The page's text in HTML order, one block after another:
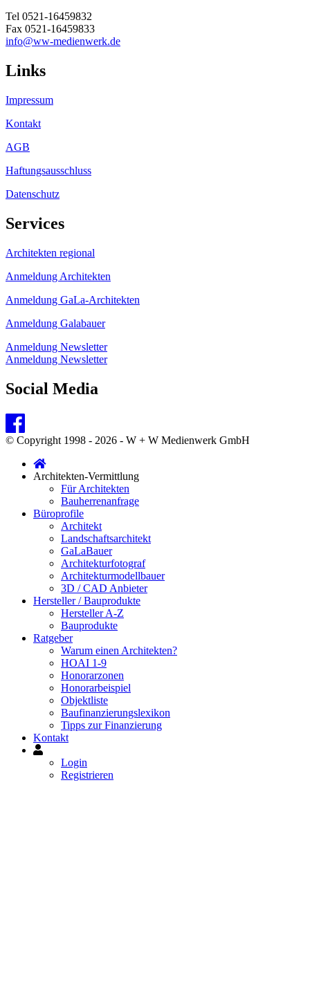
Tel 0521-16459832
Fax 0521-16459833
info@ww-medienwerk.de
Links
Impressum
Kontakt
AGB
Haftungsausschluss
Datenschutz
Services
Architekten regional
Anmeldung Architekten
Anmeldung GaLa-Architekten
Anmeldung Galabauer
Anmeldung Newsletter
Anmeldung Newsletter
Social Media
© Copyright 1998 - 2026 - W + W Medienwerk GmbH
Architekten-Vermittlung
Für Architekten
Bauherrenanfrage
Büroprofile
Architekt
Landschaftsarchitekt
GaLaBauer
Architekturfotograf
Architekturmodellbauer
3D / CAD Anbieter
Hersteller / Bauprodukte
Hersteller A-Z
Bauprodukte
Ratgeber
Warum einen Architekten?
HOAI 1-9
Honorarzonen
Honorarbeispiel
Objektliste
Baufinanzierungslexikon
Tipps zur Finanzierung
Kontakt
Mein
KontoLogin
Registrieren